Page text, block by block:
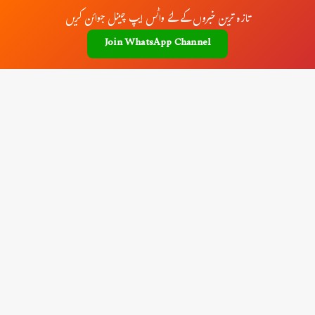
تازہ ترین خبروں کے لئے واٹس ایپ چینل جوائن کریں
Join WhatsApp Channel